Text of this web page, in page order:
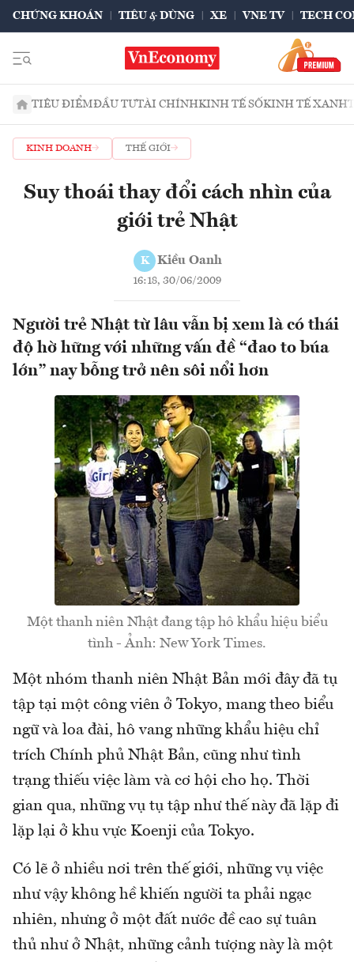
CHỨNG KHOÁN TIÊU & DÙNG XE VNE TV TECH
TIÊU ĐIỂMĐẦU TƯTÀI CHÍNHKINH TẾ SỐKINH TẾ XANH
KINH DOANH THẾ GIỚI
Suy thoái thay đổi cách nhìn của
giới trẻ Nhật
K Kiều Oanh
16:18, 30/06/2009
Người trẻ Nhật từ lâu vẫn bị xem là có thái
độ hờ hững với những vấn đề “đao to búa
lớn” nay bỗng trở nên sôi nổi hơn
Một thanh niên Nhật đang tập hô khẩu hiệu biểu
tình - Ảnh: New York Times.
Một nhóm thanh niên Nhật Bản mới đây đã tụ
tập tại một công viên ở Tokyo, mang theo biểu
ngữ và loa đài, hô vang những khẩu hiệu chỉ
trích Chính phủ Nhật Bản, cũng như tình
trạng thiếu việc làm và cơ hội cho họ. Thời
gian qua, những vụ tụ tập như thế này đã lặp đi
lặp lại ở khu vực Koenji của Tokyo.
Có lẽ ở nhiều nơi trên thế giới, những vụ việc
như vậy không hề khiến người ta phải ngạc
nhiên, nhưng ở một đất nước đề cao sự tuân
thủ như ở Nhật, những cảnh tượng này là một